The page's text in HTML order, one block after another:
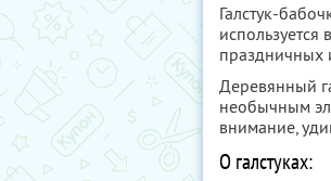
Галстук-
используется
праздничных
Деревянный
необычным
внимание,
О галстуках: